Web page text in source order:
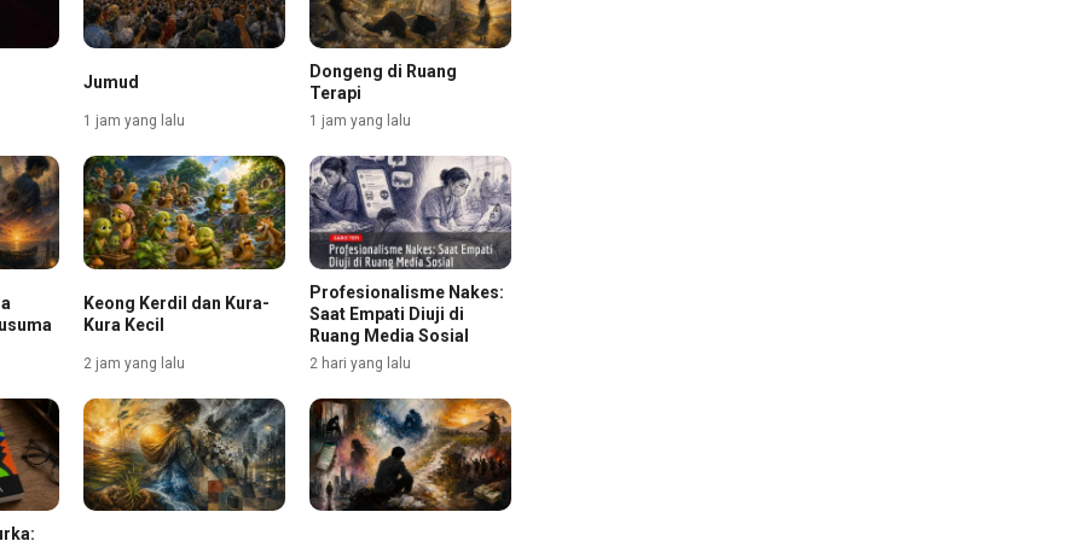
Jumud
1 jam yang lalu
Dongeng di Ruang
Terapi
1 jam yang lalu
Keong Kerdil dan Kura-
Kura Kecil
2 jam yang lalu
Profesionalisme Nakes:
Saat Empati Diuji di
Ruang Media Sosial
2 hari yang lalu